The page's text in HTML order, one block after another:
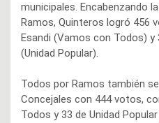
municipales. Encabenzando
Ramos, Quinteros logró 456
Esandi (Vamos con Todos) y
(Unidad Popular).
Todos por Ramos también
Concejales con 444 votos,
Todos y 33 de Unidad